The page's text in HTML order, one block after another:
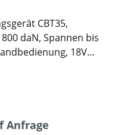
CBT35,
daN, Spannen bis
18V
Anfrage